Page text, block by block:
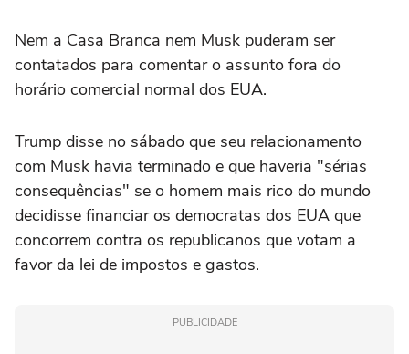
Nem a Casa Branca nem Musk puderam ser
contatados para comentar o assunto fora do
horário comercial normal dos EUA.
Trump disse no sábado que seu relacionamento
com Musk havia terminado e que haveria "sérias
consequências" se o homem mais rico do mundo
decidisse financiar os democratas dos EUA que
concorrem contra os republicanos que votam a
favor da lei de impostos e gastos.
PUBLICIDADE